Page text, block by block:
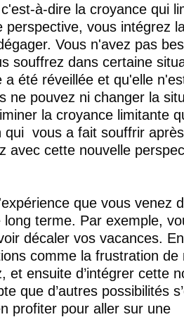
à-dire la croyance qui
perspective, vous intégrez
Vous n'avez pas
souffrez dans certaine
été réveillée et qu'elle
ne pouvez ni changer la
la croyance limitante
vous a fait souffrir
avec cette nouvelle
que vous venez
terme. Par exemple,
décaler vos vacances. En
comme la frustration de
et ensuite d’intégrer cette
que d’autres possibilités
profiter pour aller sur une